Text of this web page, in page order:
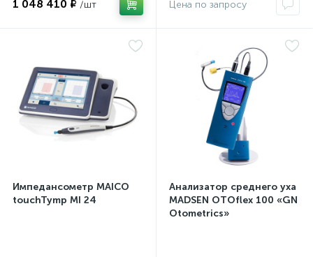
1 048 410 ₽
Импедансометр MAICO
touchTymp MI 24
Анализатор среднего уха
MADSEN OTOflex 100 «GN
Otometrics»